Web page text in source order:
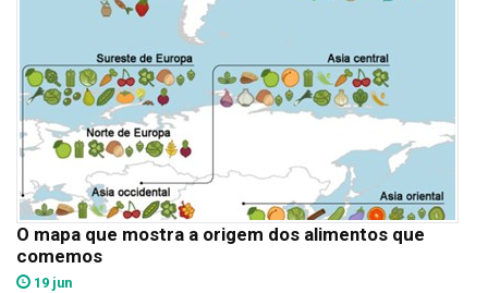
O mapa que mostra a origem dos alimentos que
comemos
19 jun